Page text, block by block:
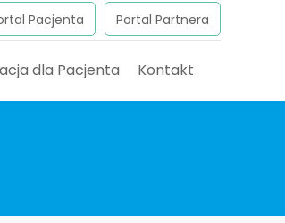
Pacjenta Portal Partnera
dla Pacjenta Kontakt